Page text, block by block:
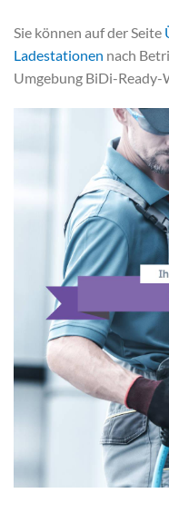
Sie können auf der Seite
Ladestationen nach
Umgebung BiDi-Ready-